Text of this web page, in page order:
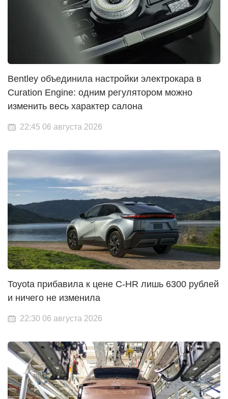
Bentley объединила настройки электрокара в
Curation Engine: одним регулятором можно
изменить весь характер салона
22:45 06 августа 2026
Toyota прибавила к цене C-HR лишь 6300 рублей
и ничего не изменила
22:30 06 августа 2026